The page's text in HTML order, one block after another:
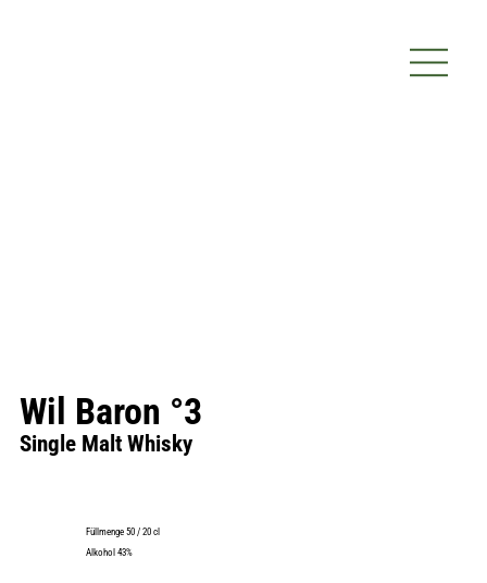
Wil Baron °3
Single Malt Whisky
Füllmenge 50 / 20 cl
Alkohol 43%